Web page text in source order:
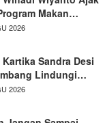
Makan…
2026
Sandra Desi
Lindungi…
2026